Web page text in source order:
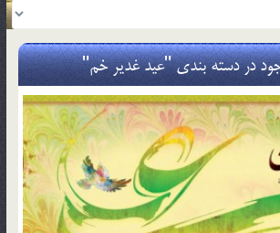
در دسته بندی "عید غدیر خم"